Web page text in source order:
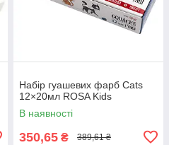
Набір гуашевих фарб Cats
12×20мл ROSA Kids
В наявності
350,65 ₴ 389,61 ₴